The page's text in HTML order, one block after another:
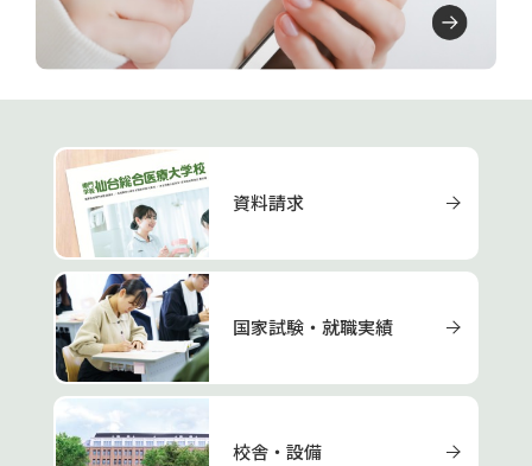
資料請求
国家試験・就職実績
校舎・設備